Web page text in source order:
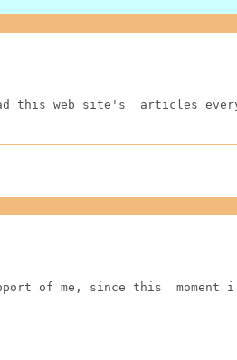
this web site's  articles
of me, since this  moment i